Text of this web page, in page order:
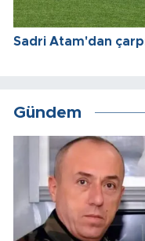
Sadri Atam'dan
Gündem